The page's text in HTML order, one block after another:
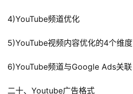
4)YouTube频道优化
5)YouTube视频内容优化的4个维度
6)YouTube频道与Google Ads关联
二十、Youtube广告格式